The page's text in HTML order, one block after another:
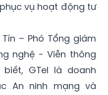
vụ hoạt động tư
– Phó Tổng giám
nghệ - Viễn thông
GTel là doanh
An ninh mạng và